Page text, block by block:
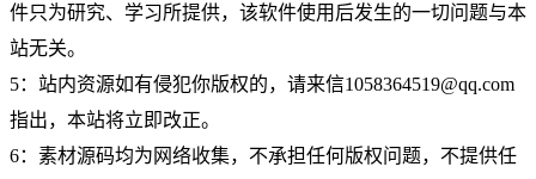
件只为研究、学习所提供，该软件使用后发生的一切问题与本
站无关。
5：站内资源如有侵犯你版权的，请来信1058364519@qq.com
指出，本站将立即改正。
6：素材源码均为网络收集，不承担任何版权问题，不提供任